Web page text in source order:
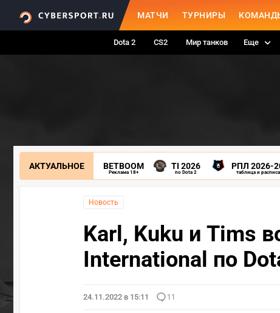
МАТЧИ ТУРНИРЫ
Dota 2 CS2 Мир танков Еще
АКТУАЛЬНОЕ BETBOOM
Реклама 18+
TI 2026
по Dota 2
РПЛ 2026-
таблица и
Новость
Karl, Kuku и Tims
International по
24.11.2022 в 15:11 11